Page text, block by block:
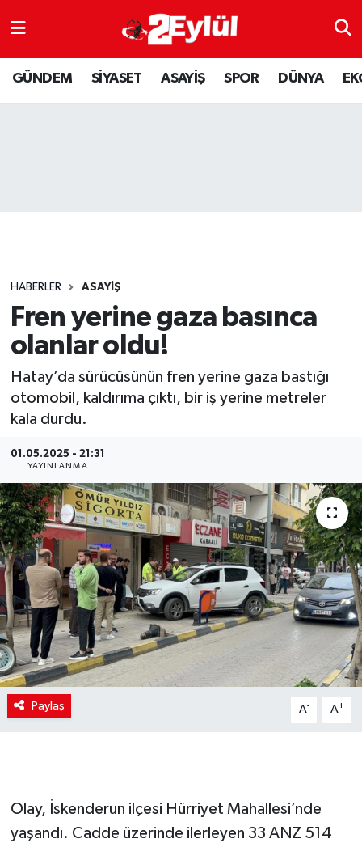
GÜNDEM SİYASET ASAYİŞ SPOR DÜNYA
HABERLER ASAYİŞ
Fren yerine gaza basınca
olanlar oldu!
Hatay’da sürücüsünün fren yerine gaza bastığı
otomobil, kaldırıma çıktı, bir iş yerine metreler
kala durdu.
01.05.2025 - 21:31
YAYINLANMA
Paylaş A- A+
Olay, İskenderun ilçesi Hürriyet Mahallesi’nde
yaşandı. Cadde üzerinde ilerleyen 33 ANZ 514
ASAYİŞ
DÜNYA
SPOR
YAŞAM
Nöbetçi Eczaneler
Hava Durumu
Son Dakika Haberleri
Haber Arşivi